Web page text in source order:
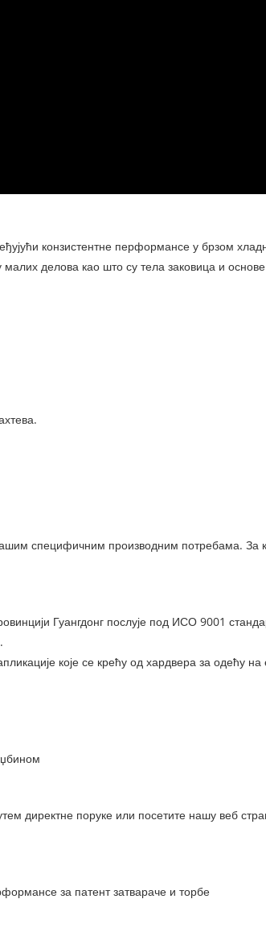
конзистентне перформансе у брзом
делова као што су тела заковица и
специфичним производним потребама. За
Гуангдонг послује под ИСО 9001
које се крећу од хардвера за одећу
директне поруке или посетите нашу веб
за патент затвараче и торбе